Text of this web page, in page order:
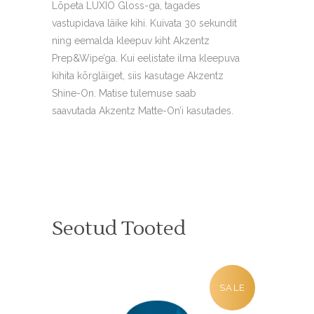
Lõpeta LUXIO Gloss-ga, tagades
vastupidava läike kihi. Kuivata 30 sekundit
ning eemalda kleepuv kiht Akzentz
Prep&Wipe’ga. Kui eelistate ilma kleepuva
kihita kõrgläiget, siis kasutage Akzentz
Shine-On. Matise tulemuse saab
saavutada Akzentz Matte-On’i kasutades.
Seotud Tooted
SALE